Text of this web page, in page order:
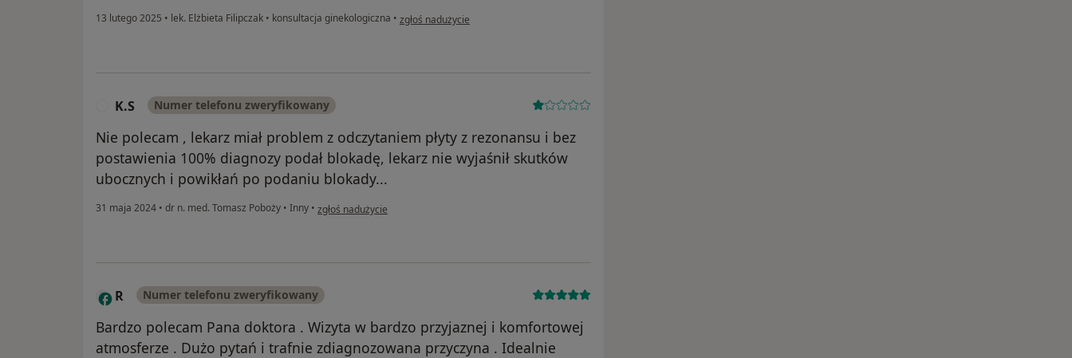
13 lutego 2025 • lek. Elżbieta Filipczak • konsultacja ginekologiczna • w opinii użytkownika Patrycja
zgłoś nadużycie
K.S Numer telefonu zweryfikowany
Nie polecam , lekarz miał problem z odczytaniem płyty z rezonansu i bez
postawienia 100% diagnozy podał blokadę, lekarz nie wyjaśnił skutków
ubocznych i powikłań po podaniu blokady...
31 maja 2024 • dr n. med. Tomasz Poboży • Inny • w opinii użytkownika K.S
zgłoś nadużycie
R Numer telefonu zweryfikowany
Bardzo polecam Pana doktora . Wizyta w bardzo przyjaznej i komfortowej
atmosferze . Dużo pytań i trafnie zdiagnozowana przyczyna . Idealnie